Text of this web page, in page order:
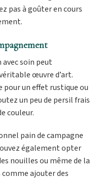
pas à goûter en cours
soin peut
œuvre d’art.
pour un effet rustique ou
un peu de persil frais
couleur.
pain de campagne
également opter
nouilles ou même de la
comme ajouter des